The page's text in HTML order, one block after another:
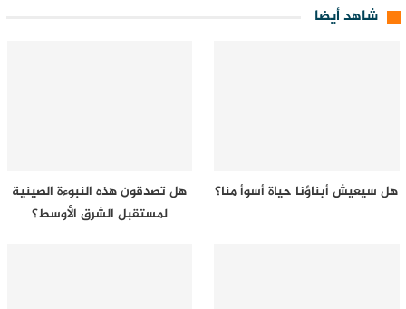
شاهد أيضا
هل سيعيش أبناؤنا حياة أسوأ منا؟
هل تصدقون هذه النبوءة الصينية
لمستقبل الشرق الأوسط؟